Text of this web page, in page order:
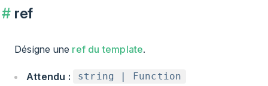
ref
Désigne une ref du template.
Attendu : string | Function